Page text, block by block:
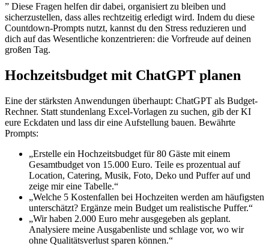
” Diese Fragen helfen dir dabei, organisiert zu bleiben und
sicherzustellen, dass alles rechtzeitig erledigt wird. Indem du diese
Countdown-Prompts nutzt, kannst du den Stress reduzieren und
dich auf das Wesentliche konzentrieren: die Vorfreude auf deinen
großen Tag.
Hochzeitsbudget mit ChatGPT planen
Eine der stärksten Anwendungen überhaupt: ChatGPT als Budget-
Rechner. Statt stundenlang Excel-Vorlagen zu suchen, gib der KI
eure Eckdaten und lass dir eine Aufstellung bauen. Bewährte
Prompts:
„Erstelle ein Hochzeitsbudget für 80 Gäste mit einem
Gesamtbudget von 15.000 Euro. Teile es prozentual auf
Location, Catering, Musik, Foto, Deko und Puffer auf und
zeige mir eine Tabelle.“
„Welche 5 Kostenfallen bei Hochzeiten werden am häufigsten
unterschätzt? Ergänze mein Budget um realistische Puffer.“
„Wir haben 2.000 Euro mehr ausgegeben als geplant.
Analysiere meine Ausgabenliste und schlage vor, wo wir
ohne Qualitätsverlust sparen können.“